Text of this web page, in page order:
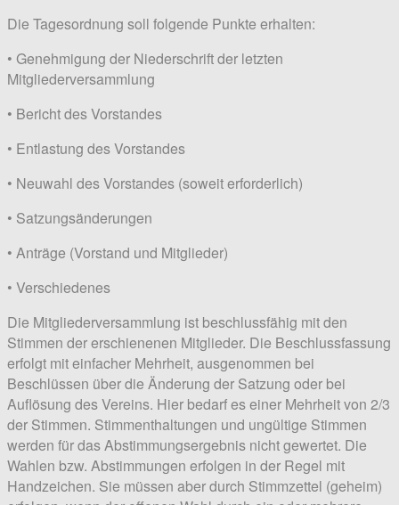
Die Tagesordnung soll folgende Punkte erhalten:
• Genehmigung der Niederschrift der letzten
Mitgliederversammlung
• Bericht des Vorstandes
• Entlastung des Vorstandes
• Neuwahl des Vorstandes (soweit erforderlich)
• Satzungsänderungen
• Anträge (Vorstand und Mitglieder)
• Verschiedenes
Die Mitgliederversammlung ist beschlussfähig mit den
Stimmen der erschienenen Mitglieder. Die Beschlussfassung
erfolgt mit einfacher Mehrheit, ausgenommen bei
Beschlüssen über die Änderung der Satzung oder bei
Auflösung des Vereins. Hier bedarf es einer Mehrheit von 2/3
der Stimmen. Stimmenthaltungen und ungültige Stimmen
werden für das Abstimmungsergebnis nicht gewertet. Die
Wahlen bzw. Abstimmungen erfolgen in der Regel mit
Handzeichen. Sie müssen aber durch Stimmzettel (geheim)